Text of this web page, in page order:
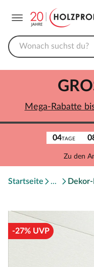
04TAGE
Zu den
Mega-Rabatte
Startseite
-27% UVP